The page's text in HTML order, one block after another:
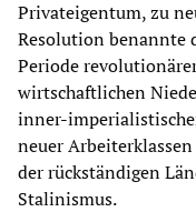
Privateigentum, zu
Resolution benannte
Periode
wirtschaftlichen
inner-
neuer
der rückständigen
Stalinismus.